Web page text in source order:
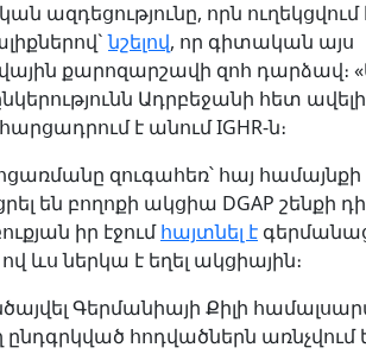
որն ուղեկցվում
նշելով, որ գիտական այս
քարոզարշավի զոհ դարձավ։
Ադրբեջանի հետ
է անում IGHR-ն։
զուգահեռ՝ հայ համայնքի
են բողոքի ակցիա DGAP շենքի
իր էջումհայտնել է
ևս ներկա է եղել ակցիային։
Գերմանիայի Քիլի
հոդվածներն առնչվում